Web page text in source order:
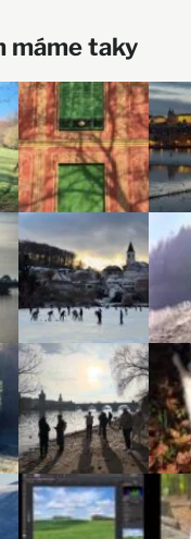
máme taky